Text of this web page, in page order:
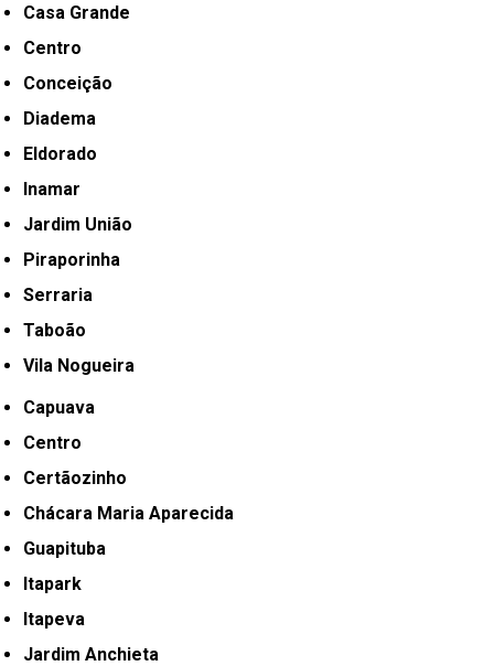
Casa Grande
Centro
Conceição
Diadema
Eldorado
Inamar
Jardim União
Piraporinha
Serraria
Taboão
Vila Nogueira
Capuava
Centro
Certãozinho
Chácara Maria Aparecida
Guapituba
Itapark
Itapeva
Jardim Anchieta